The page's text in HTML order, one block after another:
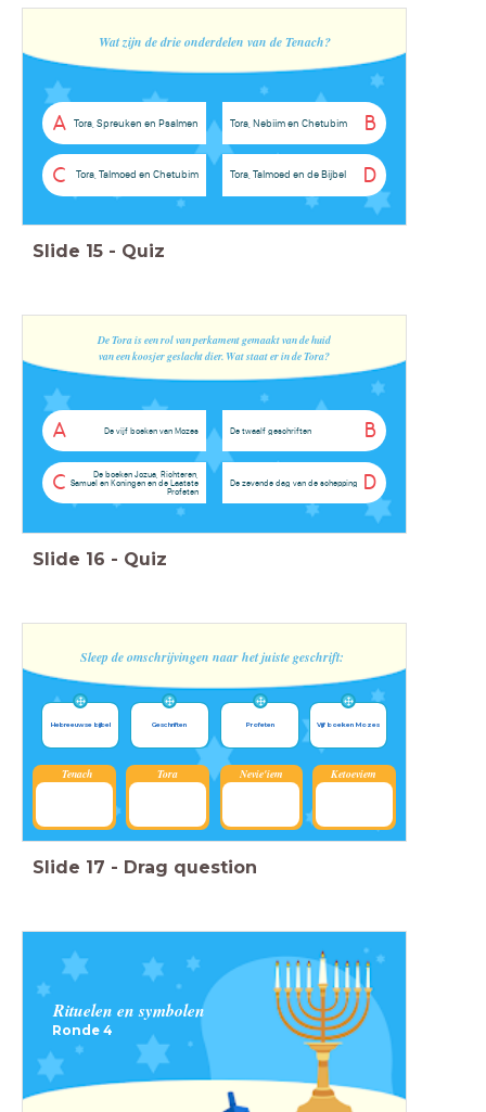
Wat zijn de drie onderdelen van de Tenach?
A Tora, Spreuken en Psalmen B
Tora, Nebiim en Chetubim
C Tora, Talmoed en Chetubim D
Tora, Talmoed en de Bijbel
Slide 15 - Quiz
De Tora is een rol van perkament gemaakt van de huid
van een koosjer geslacht dier. Wat staat er in de Tora?
A De vijf boeken van Mozes B
De twaalf geschriften
C
De boeken Jozua, Richteren,
Samuel en Koningen en de Laatste
Profeten
D
De zevende dag van de schepping
Slide 16 - Quiz
Tenach
Sleep de omschrijvingen naar het juiste geschrift:
Tora Nevie'iem Ketoeviem
Hebreeuwse bijbel Geschriften Profeten Vijf boeken Mozes
Slide 17 - Drag question
Rituelen en symbolen
Ronde 4